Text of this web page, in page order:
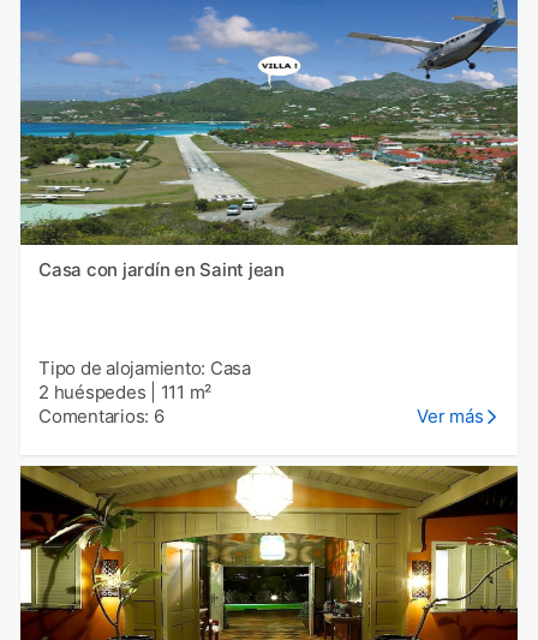
Casa con jardín en Saint jean
Tipo de alojamiento: Casa
2 huéspedes
111 m²
Comentarios: 6
Ver más